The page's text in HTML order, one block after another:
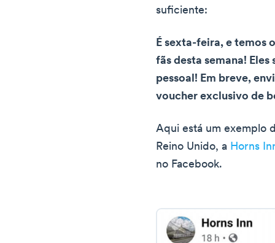
suficiente:
É sexta-feira, e temos
fãs desta semana!
pessoal! Em breve,
voucher exclusivo de
Aqui está um exemplo
Reino Unido, a Horns
no Facebook.